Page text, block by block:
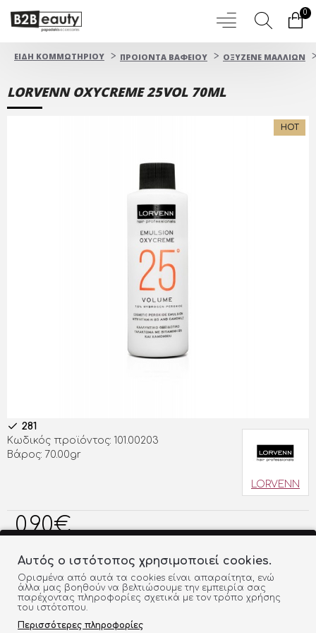
0
ΕΙΔΗ ΚΟΜΜΩΤΗΡΙΟΥ ΠΡΟΙΟΝΤΑ ΒΑΦΕΙΟΥ OΞYZENE ΜΑΛΛΙΩΝ
LORVENN OXYCREME 25VOL 70ML
HOT
0,90€
281
Κωδικός προϊόντος: 101.00203
Βάρος: 70.00gr
LORVENN
ΠΡΟΣΘΗΚΗ ΣΤΟ ΚΑΛΑΘΙ
ΠΡΟΣΘΉΚΗ ΣΤΗ ΛΊΣΤΑ
Αυτός ο ιστότοπος χρησιμοποιεί cookies.
Ορισμένα από αυτά τα cookies είναι απαραίτητα, ενώ
άλλα μας βοηθούν να βελτιώσουμε την εμπειρία σας
παρέχοντας πληροφορίες σχετικά με τον τρόπο χρήσης
του ιστότοπου.
Περισσότερες πληροφορίες